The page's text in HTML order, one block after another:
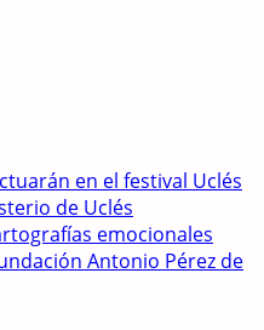
en el festival Uclés
de Uclés
emocionales
Antonio Pérez de